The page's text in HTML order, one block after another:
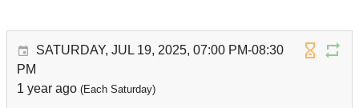
SATURDAY, JUL 19, 2025, 07:00 PM-08:30
PM
1 year ago (Each Saturday)